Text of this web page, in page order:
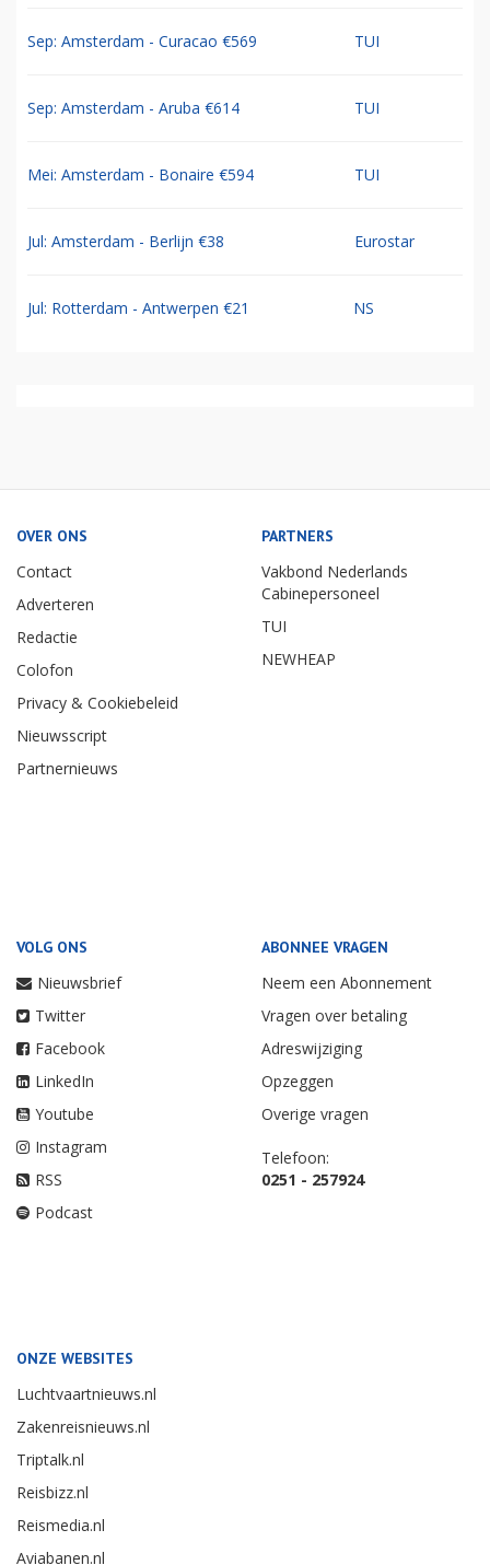
Sep: Amsterdam - Curacao €569 TUI
Sep: Amsterdam - Aruba €614 TUI
Mei: Amsterdam - Bonaire €594 TUI
Jul: Amsterdam - Berlijn €38 Eurostar
Jul: Rotterdam - Antwerpen €21 NS
OVER ONS
Contact
Adverteren
Redactie
Colofon
Privacy & Cookiebeleid
Nieuwsscript
Partnernieuws
PARTNERS
Vakbond Nederlands
Cabinepersoneel
TUI
NEWHEAP
VOLG ONS
Nieuwsbrief
Twitter
Facebook
LinkedIn
Youtube
Instagram
RSS
Podcast
ABONNEE VRAGEN
Neem een Abonnement
Vragen over betaling
Adreswijziging
Opzeggen
Overige vragen
Telefoon:
0251 - 257924
ONZE WEBSITES
Luchtvaartnieuws.nl
Zakenreisnieuws.nl
Triptalk.nl
Reisbizz.nl
Reismedia.nl
Aviabanen.nl